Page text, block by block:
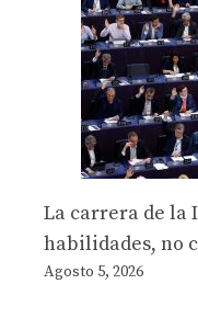
La carrera de la
habilidades, no
Agosto 5, 2026